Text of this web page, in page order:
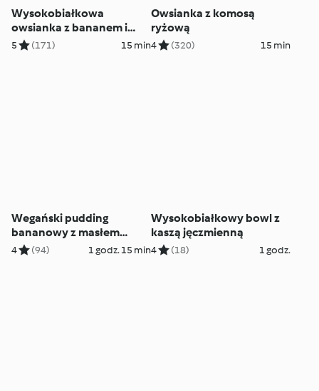
Wysokobiałkowa
owsianka z bananem i
orzechami
5 (171) 15 min
Owsianka z komosą
ryżową
4 (320) 15 min
Wegański pudding
bananowy z masłem
orzechowym
4 (94) 1 godz. 15 min
Wysokobiałkowy bowl z
kaszą jęczmienną
4 (18) 1 godz.